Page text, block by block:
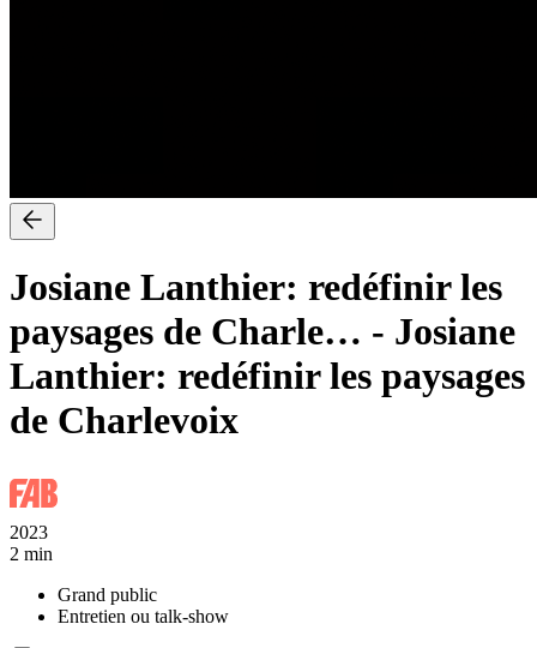
Josiane Lanthier: redéfinir les
paysages de Charle… - Josiane
Lanthier: redéfinir les paysages
de Charlevoix
2023
2 min
Grand public
Entretien ou talk-show